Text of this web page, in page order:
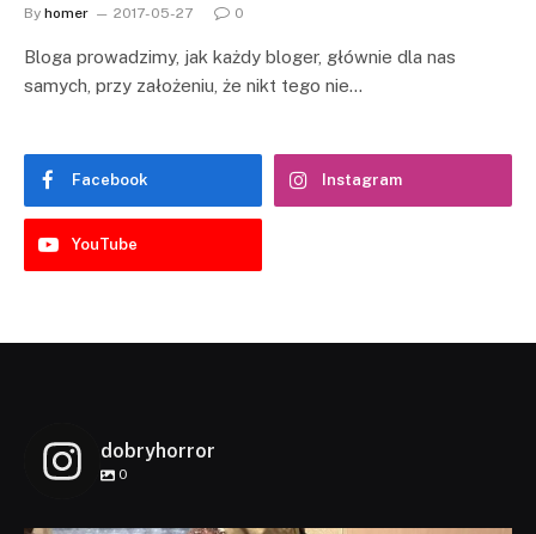
By homer 2017-05-27 0
Bloga prowadzimy, jak każdy bloger, głównie dla nas
samych, przy założeniu, że nikt tego nie…
Facebook Instagram
YouTube
dobryhorror
0